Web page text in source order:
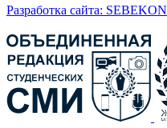
Разработка сайта: SEBEKON